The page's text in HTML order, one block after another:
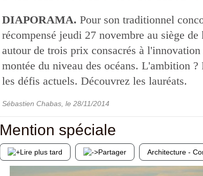
DIAPORAMA. Pour son traditionnel
récompensé jeudi 27 novembre au siège
autour de trois prix consacrés à
montée du niveau des océans. L'ambition
les défis actuels. Découvrez les lauréats.
Sébastien Chabas , le 28/11/2014
Mention spéciale
Lire plus tard Partager Architecture -